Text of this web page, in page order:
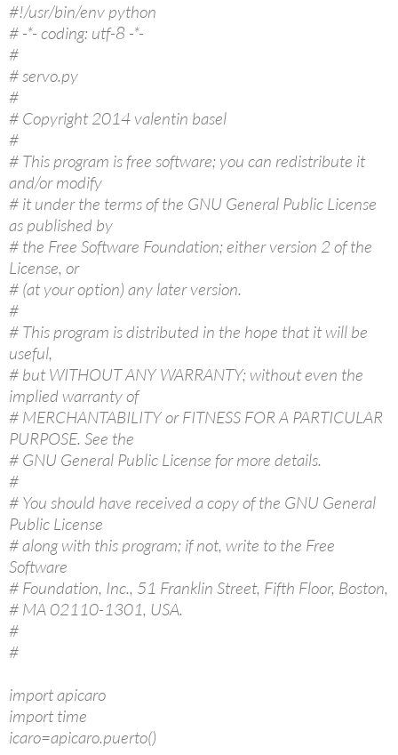
#!/usr/bin/env python
# -*- coding: utf-8 -*-
#
# servo.py
#
# Copyright 2014 valentin basel
#
# This program is free software; you can redistribute it
and/or modify
# it under the terms of the GNU General Public License
as published by
# the Free Software Foundation; either version 2 of the
License, or
# (at your option) any later version.
#
# This program is distributed in the hope that it will be
useful,
# but WITHOUT ANY WARRANTY; without even the
implied warranty of
# MERCHANTABILITY or FITNESS FOR A PARTICULAR
PURPOSE. See the
# GNU General Public License for more details.
#
# You should have received a copy of the GNU General
Public License
# along with this program; if not, write to the Free
Software
# Foundation, Inc., 51 Franklin Street, Fifth Floor, Boston,
# MA 02110-1301, USA.
#
#
import apicaro
import time
icaro=apicaro.puerto()